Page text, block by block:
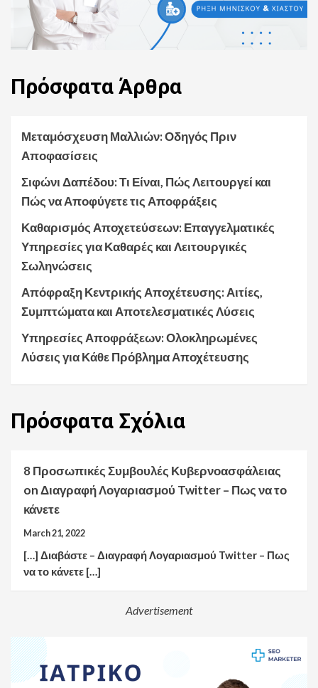
Πρόσφατα Άρθρα
Μεταμόσχευση Μαλλιών: Οδηγός Πριν
Αποφασίσεις
Σιφώνι Δαπέδου: Τι Είναι, Πώς Λειτουργεί και
Πώς να Αποφύγετε τις Αποφράξεις
Καθαρισμός Αποχετεύσεων: Επαγγελματικές
Υπηρεσίες για Καθαρές και Λειτουργικές
Σωληνώσεις
Απόφραξη Κεντρικής Αποχέτευσης: Αιτίες,
Συμπτώματα και Αποτελεσματικές Λύσεις
Υπηρεσίες Αποφράξεων: Ολοκληρωμένες
Λύσεις για Κάθε Πρόβλημα Αποχέτευσης
Πρόσφατα Σχόλια
8 Προσωπικές Συμβουλές Κυβερνοασφάλειας
onΔιαγραφή Λογαριασμού Twitter – Πως να το
κάνετε
March 21, 2022
[…] Διαβάστε – Διαγραφή Λογαριασμού Twitter – Πως
να το κάνετε […]
Advertisement